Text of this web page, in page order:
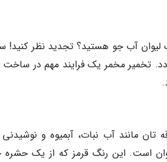
لیوان آب جو هستید؟ تجدید نظر کنید!
تخمیر مخمر یک فرایند مهم در ساخت
تان مانند آب نبات، آبمیوه و
است. این رنگ قرمز که از یک